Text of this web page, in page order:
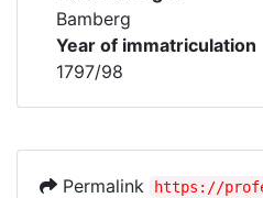
Bamberg
Year of immatriculation
1797/98
Permalink
https://